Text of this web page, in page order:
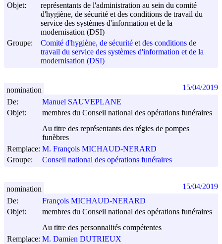
Objet:
représentants de l'administration au sein du comité
d'hygiène, de sécurité et des conditions de travail du
service des systèmes d'information et de la
modernisation (DSI)
Groupe:
Comité d'hygiène, de sécurité et des conditions de
travail du service des systèmes d'information et de la
modernisation (DSI)
De:
Manuel SAUVEPLANE
Objet:
membres du Conseil national des opérations funéraires
Au titre des représentants des régies de pompes
funèbres
Remplace: M. François MICHAUD-NERARD
Groupe:
Conseil national des opérations funéraires
nomination 15/04/2019
De:
François MICHAUD-NERARD
Objet:
membres du Conseil national des opérations funéraires
Au titre des personnalités compétentes
Remplace: M. Damien DUTRIEUX
nomination 15/04/2019